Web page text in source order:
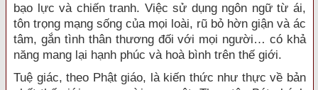
bạo lực và chiến tranh. Việc sử dụng ngôn ngữ từ ái,
tôn trọng mạng sống của mọi loài, rũ bỏ hờn giận và ác
tâm, gắn tình thân thương đối với mọi người… có khả
năng mang lại hạnh phúc và hoà bình trên thế giới.
Tuệ giác, theo Phật giáo, là kiến thức như thực về bản